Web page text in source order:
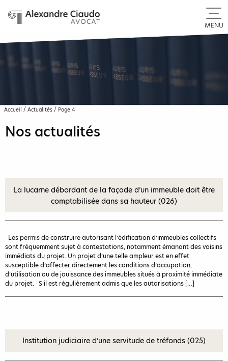
MENU
Accueil / Actualités / Page 4
Nos actualités
La lucarne débordant de la façade d’un immeuble doit être
comptabilisée dans sa hauteur (026)
Les permis de construire autorisant l’édification d’immeubles collectifs
sont fréquemment sujet à contestations, notamment émanant des voisins
immédiats du projet. Un projet d’une telle ampleur est en effet
susceptible d’affecter directement les conditions d’occupation,
d’utilisation ou de jouissance des immeubles situés à proximité immédiate
du projet. S’il est régulièrement admis que les autorisations […]
Institution judiciaire d’une servitude de tréfonds (025)